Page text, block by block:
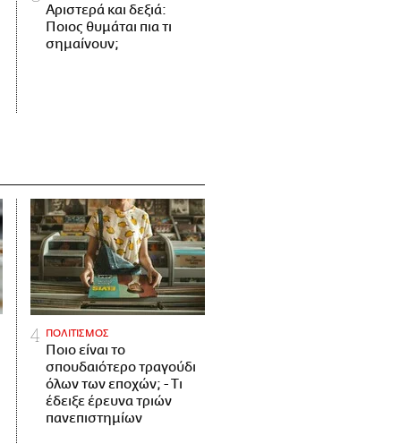
Αριστερά και δεξιά:
Ποιος θυμάται πια τι
σημαίνουν;
ΠΟΛΙΤΙΣΜΟΣ
Ποιο είναι το
σπουδαιότερο τραγούδι
όλων των εποχών; - Τι
έδειξε έρευνα τριών
πανεπιστημίων